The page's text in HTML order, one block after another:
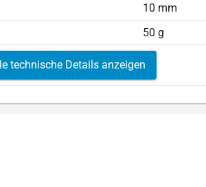
10 mm
50 g
technische Details anzeigen